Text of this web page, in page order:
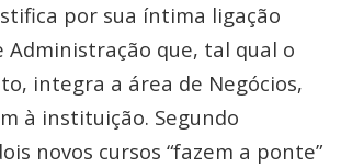
por sua íntima ligação
Administração que, tal qual o
integra a área de Negócios,
à instituição. Segundo
novos cursos “fazem a ponte”